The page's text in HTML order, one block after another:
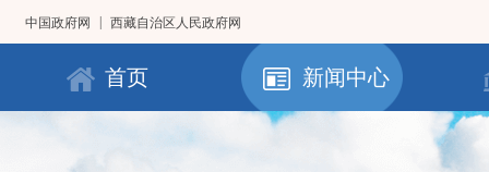
中国政府网 西藏自治区人民政府网
首页 新闻中心